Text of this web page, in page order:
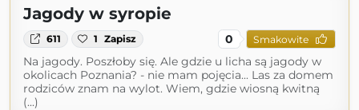
Jagody w syropie
611 1 Zapisz 0 Smakowite
Na jagody. Poszłoby się. Ale gdzie u licha są jagody w
okolicach Poznania? - nie mam pojęcia... Las za domem
rodziców znam na wylot. Wiem, gdzie wiosną kwitną
(...)